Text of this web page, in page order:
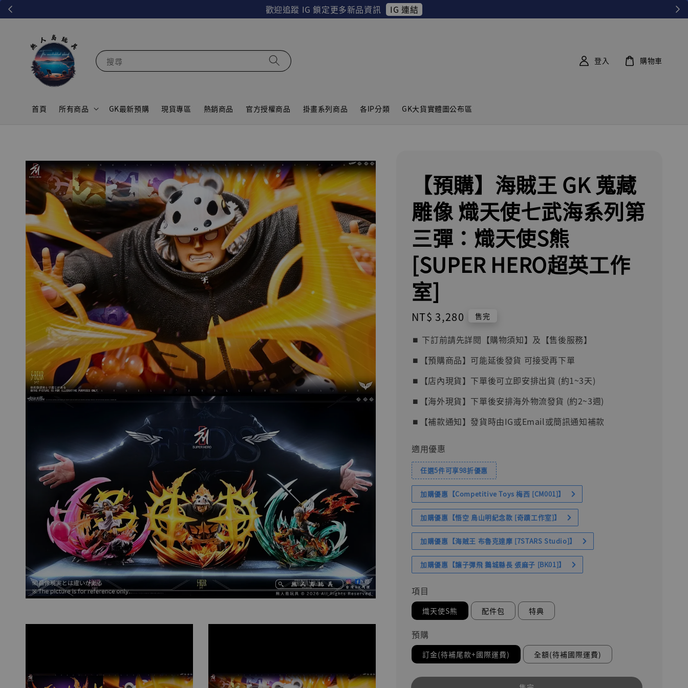
歡迎追蹤 IG 鎖定更多新品資訊 IG 連結
搜尋
首頁 所有商品 GK最新預購 現貨專區 熱銷商品 官方授權商品 掛畫系列商品 各IP分類 GK大貨實體圖公布區
登入 購物車
【預購】海賊王 GK 蒐藏
雕像 熾天使七武海系列第
三彈：熾天使S熊
[SUPER HERO超英工作
室]
Regular
price
NT$ 3,280 售完
⏹︎ 下訂前請先詳閱【購物須知】及【售後服務】
⏹︎【預購商品】可能延後發貨 可接受再下單
⏹︎【店內現貨】下單後可立即安排出貨 (約1~3天)
⏹︎【海外現貨】下單後安排海外物流發貨 (約2~3週)
⏹︎【補款通知】發貨時由IG或Email或簡訊通知補款
適用優惠
任選5件可享98折優惠
加購優惠【Competitive Toys 梅西 [CM001]】
加購優惠【悟空 鳥山明紀念款 [奇蹟工作室]】
加購優惠【海賊王 布魯克達摩 [7STARS Studio]】
加購優惠【讓子彈飛 鵝城縣長 張麻子 [BK01]】
項目
熾天使S熊 配件包 特典
預購
訂金(待補尾款+國際運費) 全額(待補國際運費)